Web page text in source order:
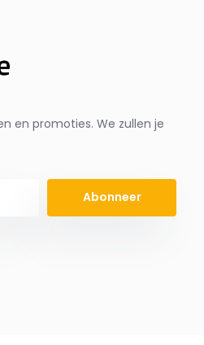
en promoties. We zullen je
Abonneer